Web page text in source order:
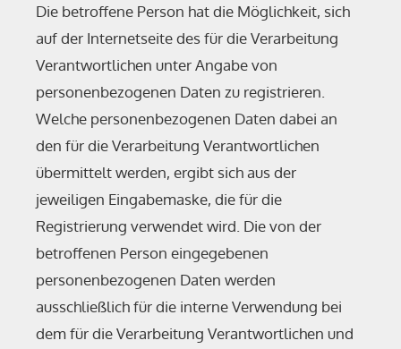
Die betroffene Person hat die Möglichkeit, sich
auf der Internetseite des für die Verarbeitung
Verantwortlichen unter Angabe von
personenbezogenen Daten zu registrieren.
Welche personenbezogenen Daten dabei an
den für die Verarbeitung Verantwortlichen
übermittelt werden, ergibt sich aus der
jeweiligen Eingabemaske, die für die
Registrierung verwendet wird. Die von der
betroffenen Person eingegebenen
personenbezogenen Daten werden
ausschließlich für die interne Verwendung bei
dem für die Verarbeitung Verantwortlichen und